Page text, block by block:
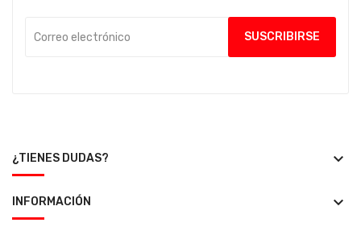
¿TIENES DUDAS? keyboard_arrow_down
INFORMACIÓN keyboard_arrow_down